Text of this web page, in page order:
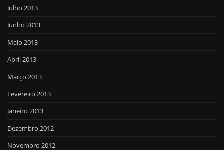
Julho 2013
Junho 2013
Maio 2013
Abril 2013
Março 2013
Fevereiro 2013
Janeiro 2013
Dezembro 2012
Novembro 2012